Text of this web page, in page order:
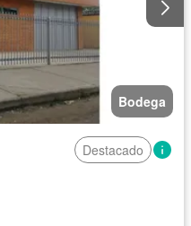
Bodega
Destacado